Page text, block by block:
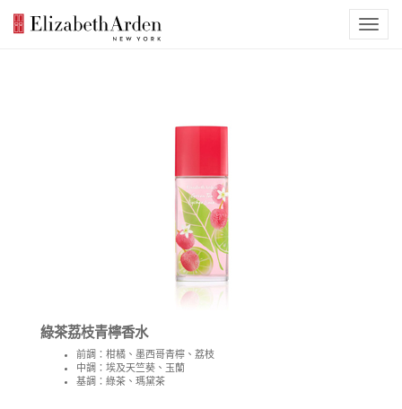
綠茶荔枝青檸香水
前調：柑橘、墨西哥青檸、荔枝
中調：埃及天竺葵、玉蘭
基調：綠茶、瑪黛茶